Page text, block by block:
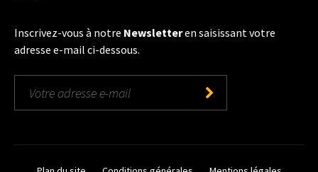
Inscrivez-vous à notre Newsletteren saisissant votre
adresse e-mail ci-dessous.